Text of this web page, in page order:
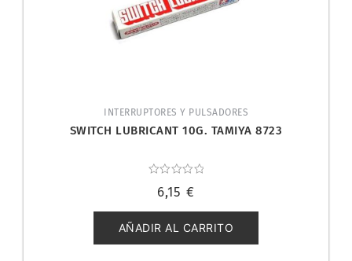
INTERRUPTORES Y PULSADORES
SWITCH LUBRICANT 10G. TAMIYA 8723
con
de
5
6,15 €
AÑADIR AL CARRITO